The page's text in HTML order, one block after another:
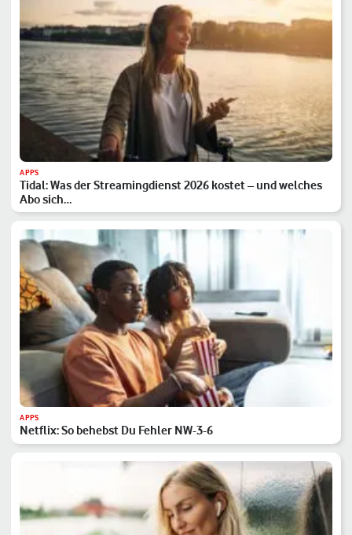
APPS
Tidal: Was der Streamingdienst 2026 kostet – und welches
Abo sich…
APPS
Netflix: So behebst Du Fehler NW-3-6